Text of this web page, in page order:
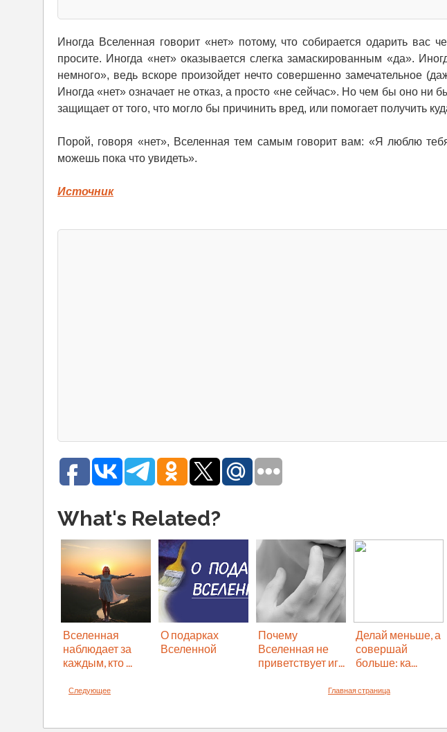
Иногда Вселенная говорит «нет» потому, что собирается одарить
просите. Иногда «нет» оказывается слегка замаскированным «да».
немного», ведь вскоре произойдет нечто совершенно замечательное
Иногда «нет» означает не отказ, а просто «не сейчас». Но чем бы оно ни
защищает от того, что могло бы причинить вред, или помогает получить
Порой, говоря «нет», Вселенная тем самым говорит вам: «Я люблю
можешь пока что увидеть».
Источник
What's Related?
Вселенная
наблюдает за
каждым, кто ...
О подарках
Вселенной
Почему
Вселенная не
приветствует иг...
Делай меньше, а
совершай
больше: ка...
Следующее Главная страница